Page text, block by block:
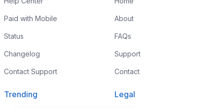
Paid with Mobile
Status
Changelog
Contact Support
About
FAQs
Support
Contact
Trending Legal